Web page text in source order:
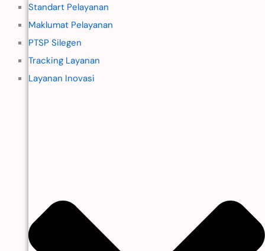
Standart Pelayanan
Maklumat Pelayanan
PTSP Silegen
Tracking Layanan
Layanan Inovasi